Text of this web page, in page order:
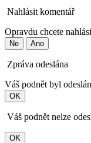
Nahlásit komentář
Opravdu chcete
Ne Ano
Zpráva odeslána
Váš podnět byl
OK
Váš podnět nelze
OK